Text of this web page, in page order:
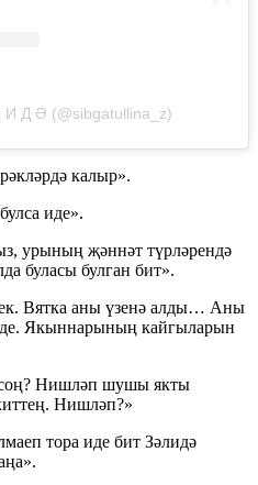
И Д Ә (@sibgatullina_z)
калыр».
иде».
урының җәннәт түрләрендә
буласы булган бит».
Вятка аны үзенә алды… Аны
Якыннарының кайгыларын
соң? Нишләп шушы якты
Нишләп?»
тора иде бит Зәлидә